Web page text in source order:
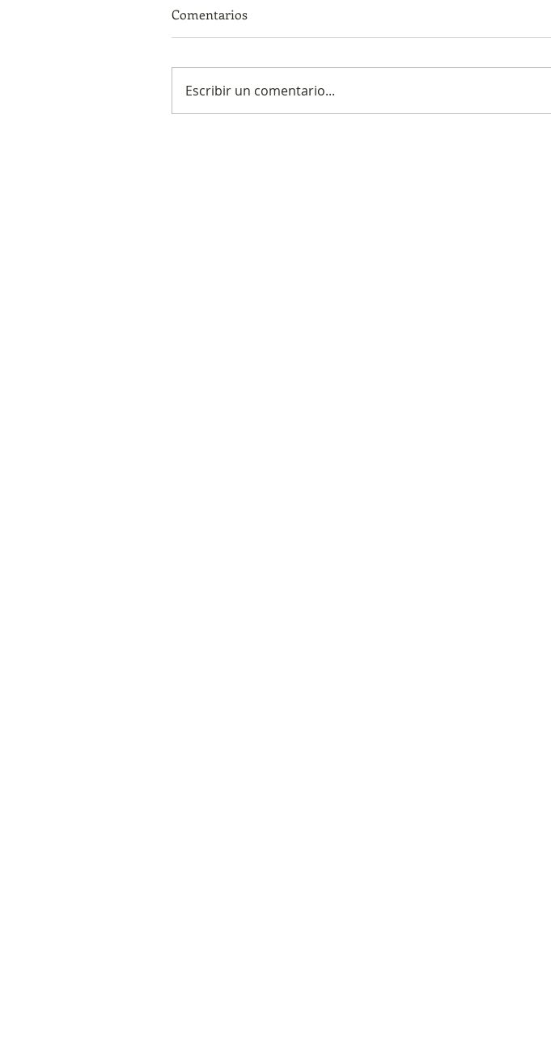
Comentarios
Escribir un comentario...